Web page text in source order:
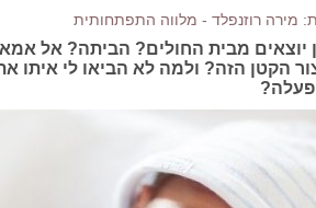
מירה רוזנפלד - מלווה התפתחותית
יוצאים מבית החולים? הביתה? אל
הקטן הזה? ולמה לא הביאו לי איתו